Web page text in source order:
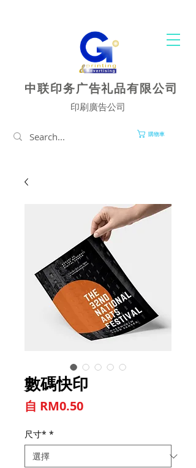
中联印务广告礼品有限公司
印刷廣告公司
購物車
數碼快印
自 RM0.50促銷價格
尺寸* *